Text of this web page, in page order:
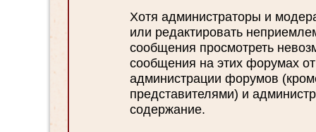
Хотя администраторы и
или редактировать
сообщения просмотреть
сообщения на этих форумах
администрации форумов
представителями) и
содержание.